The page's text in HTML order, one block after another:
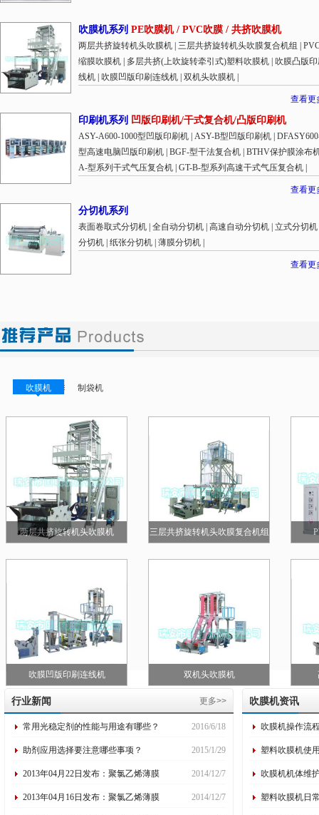
吹膜机系列 PE吹膜机 / PVC吹膜 / 共挤吹膜机
两层共挤旋转机头吹膜机 三层共挤旋转机头吹膜复合机组
缩膜吹膜机
多层共挤(上吹旋转牵引式)塑料吹膜机
吹膜凸版
线机
吹膜凹版印刷连线机 双机头吹膜机
查看更
印刷机系列 凹版印刷机/干式复合机/凸版印刷机
ASY-A600-1000型凹版印刷机 ASY-B型凹版印刷机
型高速电脑凹版印刷机 BGF-型干法复合机 BTHV保护膜涂布
A-型系列干式气压复合机 GT-B-型系列高速干式气压复合机
查看更
分切机系列
表面卷取式分切机 全自动分切机 高速自动分切机 立式分切机
分切机 纸张分切机 薄膜分切机
查看更
吹膜机 制袋机
两层共挤旋转机头吹膜机 三层共挤旋转机头吹膜复合机组
吹膜凹版印刷连线机 双机头吹膜机
行业新闻 更多>>
常用光稳定剂的性能与用途有哪些？ 2016/6/18
助剂应用选择要注意哪些事项？ 2015/1/29
2013年04月22日发布：聚氯乙烯薄膜 2014/12/7
2013年04月16日发布：聚氯乙烯薄膜 2014/12/7
吹膜机资讯
吹膜机操作流
塑料吹膜机使
吹膜机机体维
塑料吹膜机日